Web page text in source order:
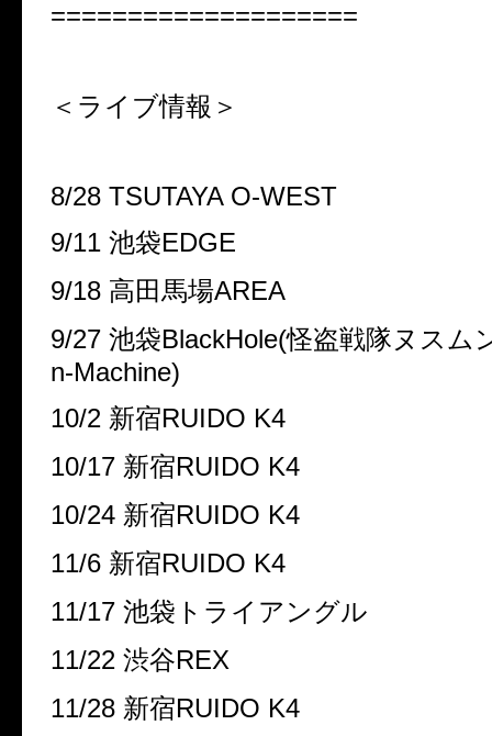
====================
＜ライブ情報＞
8/28 TSUTAYA O-WEST
9/11 池袋EDGE
9/18 高田馬場AREA
9/27 池袋BlackHole(怪盗戦隊ヌスム
n-Machine)
10/2 新宿RUIDO K4
10/17 新宿RUIDO K4
10/24 新宿RUIDO K4
11/6 新宿RUIDO K4
11/17 池袋トライアングル
11/22 渋谷REX
11/28 新宿RUIDO K4